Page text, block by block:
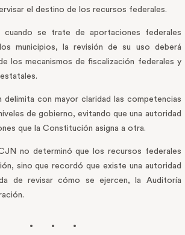
el destino de los recursos federales.
cuando se trate de aportaciones federales
municipios, la revisión de su uso deberá
los mecanismos de fiscalización federales y
delimita con mayor claridad las competencias
de gobierno, evitando que una autoridad
que la Constitución asigna a otra.
no determinó que los recursos federales
sino que recordó que existe una autoridad
de revisar cómo se ejercen, la Auditoría